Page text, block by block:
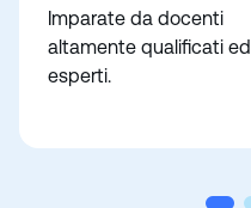
Imparate da docenti
altamente qualificati ed
esperti.